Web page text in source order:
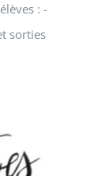
: -
sorties